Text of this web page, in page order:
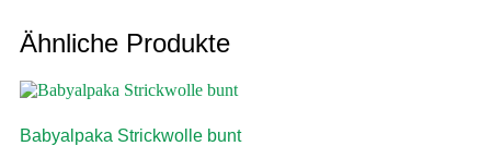
Ähnliche Produkte
Babyalpaka Strickwolle bunt